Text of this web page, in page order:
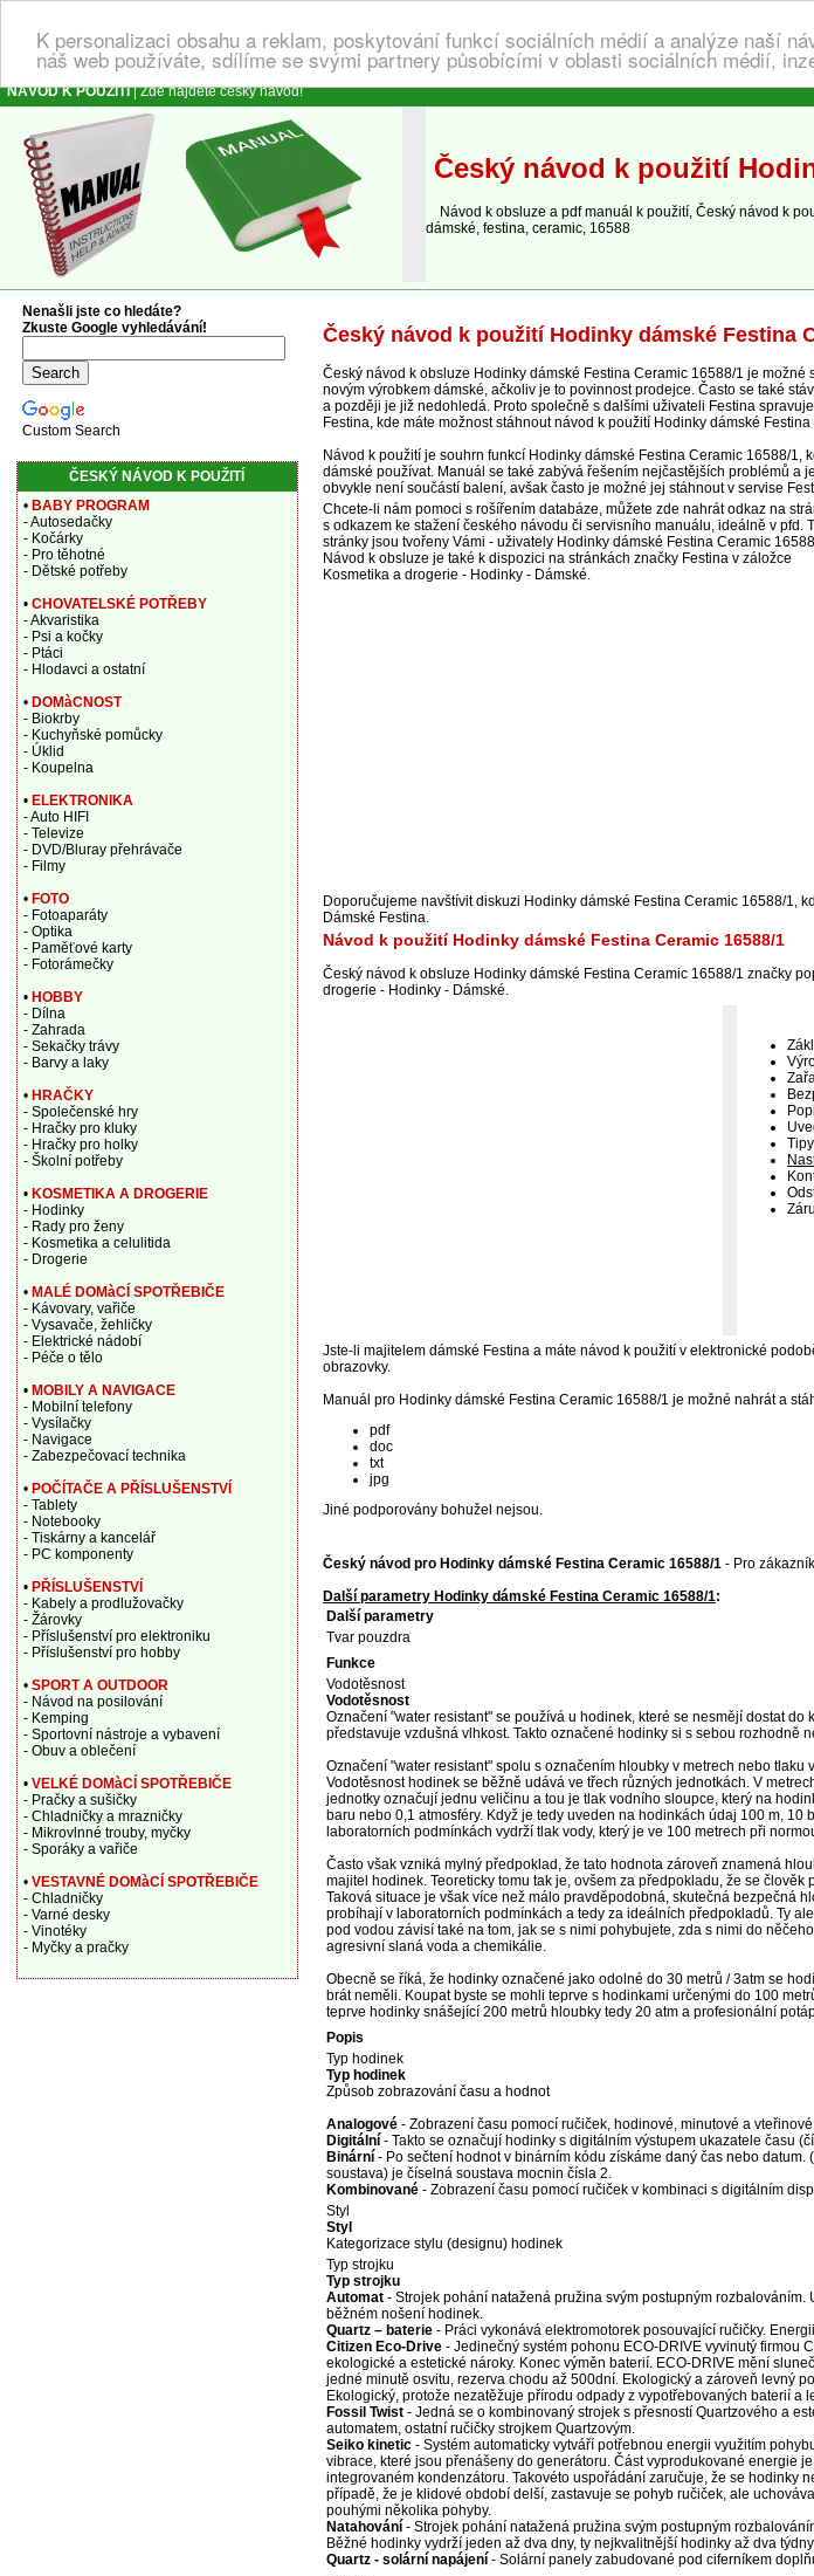
K personalizaci obsahu a reklam, poskytování funkcí sociálních médií a analýze naší
náš web používáte, sdílíme se svými partnery působícími v oblasti sociálních médií,
NÁVOD K POUŽITÍ| Zde najdete český návod!
Český návod k použití
Návod k obsluze a pdf manuál k použití, Český návod k
dámské, festina, ceramic, 16588
Český návod k použití Hodinky dámské Festina
Český návod k obsluze Hodinky dámské Festina Ceramic 16588/1 je
novým výrobkem dámské, ačkoliv je to povinnost prodejce. Často se také
a později je již nedohledá. Proto společně s dalšími uživateli Festina
Festina, kde máte možnost stáhnout návod k použití Hodinky dámské
Návod k použití je souhrn funkcí Hodinky dámské Festina Ceramic 16588/
dámské používat. Manuál se také zabývá řešením nejčastějších problémů
obvykle není součástí balení, avšak často je možné jej stáhnout v servise
Chcete-li nám pomoci s rošířením databáze, můžete zde nahrát odkaz na
s odkazem ke stažení českého návodu či servisního manuálu, ideálně v pfd.
stránky jsou tvořeny Vámi - uživately Hodinky dámské Festina Ceramic
Návod k obsluze je také k dispozici na stránkách značky Festina v záložce
Kosmetika a drogerie - Hodinky - Dámské.
Doporučujeme navštívit diskuzi Hodinky dámské Festina Ceramic 16588/1,
Dámské Festina.
Návod k použití Hodinky dámské Festina Ceramic 16588/1
Český návod k obsluze Hodinky dámské Festina Ceramic 16588/1 značky
drogerie - Hodinky - Dámské.
Jste-li majitelem dámské Festina a máte návod k použití v elektronické
obrazovky.
Manuál pro Hodinky dámské Festina Ceramic 16588/1 je možné nahrát a
pdf
doc
txt
jpg
Jiné podporovány bohužel nejsou.
Český návod pro Hodinky dámské Festina Ceramic 16588/1 - Pro
Další parametry Hodinky dámské Festina Ceramic 16588/1:
Další parametry
Tvar pouzdra
Funkce
Vodotěsnost
Vodotěsnost
Označení "water resistant" se používá u hodinek, které se nesmějí dostat
představuje vzdušná vlhkost. Takto označené hodinky si s sebou rozhodně
Označení "water resistant" spolu s označením hloubky v metrech nebo
Vodotěsnost hodinek se běžně udává ve třech různých jednotkách. V
jednotky označují jednu veličinu a tou je tlak vodního sloupce, který na
baru nebo 0,1 atmosféry. Když je tedy uveden na hodinkách údaj 100 m, 10
laboratorních podmínkách vydrží tlak vody, který je ve 100 metrech při
Často však vzniká mylný předpoklad, že tato hodnota zároveň znamená
majitel hodinek. Teoreticky tomu tak je, ovšem za předpokladu, že se
Taková situace je však více než málo pravděpodobná, skutečná bezpečná
probíhají v laboratorních podmínkách a tedy za ideálních předpokladů. Ty
pod vodou závisí také na tom, jak se s nimi pohybujete, zda s nimi do
agresivní slaná voda a chemikálie.
Obecně se říká, že hodinky označené jako odolné do 30 metrů / 3atm se
brát neměli. Koupat byste se mohli teprve s hodinkami určenými do 100
teprve hodinky snášející 200 metrů hloubky tedy 20 atm a profesionální
Popis
Typ hodinek
Typ hodinek
Způsob zobrazování času a hodnot
Analogové - Zobrazení času pomocí ručiček, hodinové, minutové a
Digitální - Takto se označují hodinky s digitálním výstupem ukazatele času
Binární - Po sečtení hodnot v binárním kódu získáme daný čas nebo
soustava) je číselná soustava mocnin čísla 2.
Kombinované - Zobrazení času pomocí ručiček v kombinaci s digitálním
Styl
Styl
Kategorizace stylu (designu) hodinek
Typ strojku
Typ strojku
Automat - Strojek pohání natažená pružina svým postupným
běžném nošení hodinek.
Quartz – baterie - Práci vykonává elektromotorek posouvající ručičky.
Citizen Eco-Drive - Jedinečný systém pohonu ECO-DRIVE vyvinutý firmou
ekologické a estetické nároky. Konec výměn baterií. ECO-DRIVE mění
jedné minutě osvitu, rezerva chodu až 500dní. Ekologický a zároveň levný
Ekologický, protože nezatěžuje přírodu odpady z vypotřebovaných baterií a
Fossil Twist - Jedná se o kombinovaný strojek s přesností Quartzového a
automatem, ostatní ručičky strojkem Quartzovým.
Seiko kinetic - Systém automaticky vytváří potřebnou energii využitím
vibrace, které jsou přenášeny do generátoru. Část vyprodukované energie
integrovaném kondenzátoru. Takovéto uspořádání zaručuje, že se hodinky
případě, že je klidové období delší, zastavuje se pohyb ručiček, ale
pouhými několika pohyby.
Natahování - Strojek pohání natažená pružina svým postupným
Běžné hodinky vydrží jeden až dva dny, ty nejkvalitnější hodinky až dva
Quartz - solární napájení - Solární panely zabudované pod ciferníkem
Nenašli jste co hledáte?
Zkuste Google vyhledávání!
Custom Search
ČESKÝ NÁVOD K POUŽITÍ
• BABY PROGRAM
- Autosedačky
- Kočárky
- Pro těhotné
- Dětské potřeby
• CHOVATELSKÉ POTŘEBY
- Akvaristika
- Psi a kočky
- Ptáci
- Hlodavci a ostatní
• DOMàCNOST
- Biokrby
- Kuchyňské pomůcky
- Úklid
- Koupelna
• ELEKTRONIKA
- Auto HIFI
- Televize
- DVD/Bluray přehrávače
- Filmy
• FOTO
- Fotoaparáty
- Optika
- Paměťové karty
- Fotorámečky
• HOBBY
- Dílna
- Zahrada
- Sekačky trávy
- Barvy a laky
• HRAČKY
- Společenské hry
- Hračky pro kluky
- Hračky pro holky
- Školní potřeby
• KOSMETIKA A DROGERIE
- Hodinky
- Rady pro ženy
- Kosmetika a celulitida
- Drogerie
• MALÉ DOMàCÍ SPOTŘEBIČE
- Kávovary, vařiče
- Vysavače, žehličky
- Elektrické nádobí
- Péče o tělo
• MOBILY A NAVIGACE
- Mobilní telefony
- Vysílačky
- Navigace
- Zabezpečovací technika
• POČÍTAČE A PŘÍSLUŠENSTVÍ
- Tablety
- Notebooky
- Tiskárny a kancelář
- PC komponenty
• PŘÍSLUŠENSTVÍ
- Kabely a prodlužovačky
- Žárovky
- Příslušenství pro elektroniku
- Příslušenství pro hobby
• SPORT A OUTDOOR
- Návod na posilování
- Kemping
- Sportovní nástroje a vybavení
- Obuv a oblečení
• VELKÉ DOMàCÍ SPOTŘEBIČE
- Pračky a sušičky
- Chladničky a mrazničky
- Mikrovlnné trouby, myčky
- Sporáky a vařiče
• VESTAVNÉ DOMàCÍ SPOTŘEBIČE
- Chladničky
- Varné desky
- Vinotéky
- Myčky a pračky